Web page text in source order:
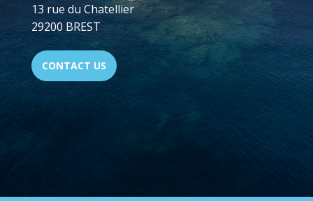
13 rue du Chatellier
29200 BREST
CONTACT US